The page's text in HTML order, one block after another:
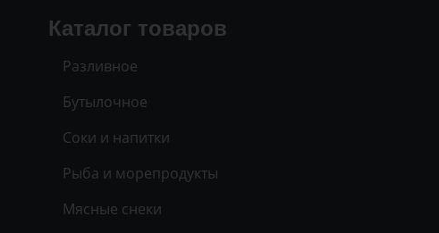
Каталог товаров
Разливное
Бутылочное
Соки и напитки
Рыба и морепродукты
Мясные снеки